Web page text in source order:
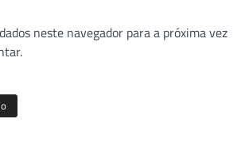
neste navegador para a próxima vez